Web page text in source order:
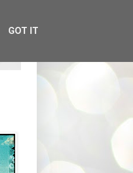
GOT IT